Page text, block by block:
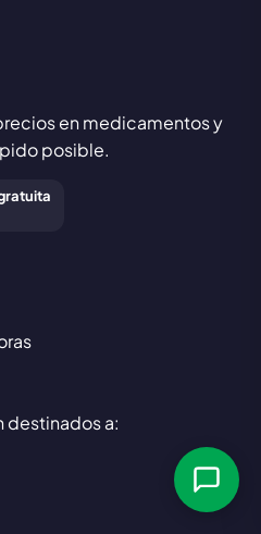
en medicamentos y
posible.
destinados a: